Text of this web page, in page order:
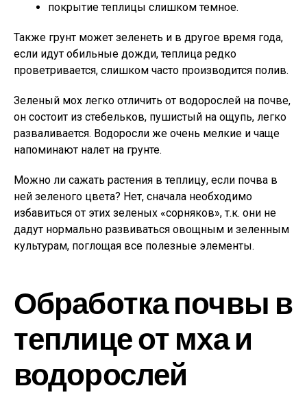
покрытие теплицы слишком темное.
Также грунт может зеленеть и в другое время года,
если идут обильные дожди, теплица редко
проветривается, слишком часто производится полив.
Зеленый мох легко отличить от водорослей на почве,
он состоит из стебельков, пушистый на ощупь, легко
разваливается. Водоросли же очень мелкие и чаще
напоминают налет на грунте.
Можно ли сажать растения в теплицу, если почва в
ней зеленого цвета? Нет, сначала необходимо
избавиться от этих зеленых «сорняков», т.к. они не
дадут нормально развиваться овощным и зеленным
культурам, поглощая все полезные элементы.
Обработка почвы в
теплице от мха и
водорослей